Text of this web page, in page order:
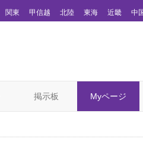
関東 甲信越 北陸 東海 近畿 中
掲示板 Myページ